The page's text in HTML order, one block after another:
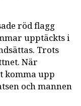
röd flagg
upptäckts i
Trots
När
komma upp
och mannen